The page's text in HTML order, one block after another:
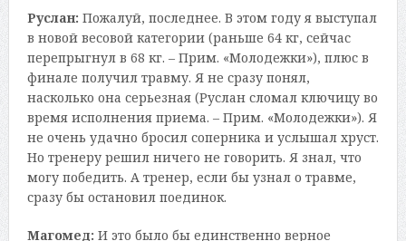
Руслан: Пожалуй, последнее. В этом году я выступал
в новой весовой категории (раньше 64 кг, сейчас
перепрыгнул в 68 кг. – Прим. «Молодежки»), плюс в
финале получил травму. Я не сразу понял,
насколько она серьезная (Руслан сломал ключицу во
время исполнения приема. – Прим. «Молодежки»). Я
не очень удачно бросил соперника и услышал хруст.
Но тренеру решил ничего не говорить. Я знал, что
могу победить. А тренер, если бы узнал о травме,
сразу бы остановил поединок.
Магомед: И это было бы единственно верное